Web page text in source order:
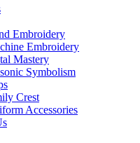
Embroidery
Embroidery
Mastery
Symbolism
Crest
Accessories